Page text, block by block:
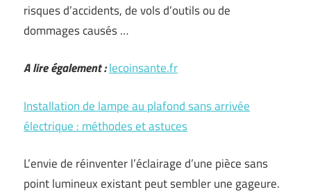
risques d’accidents, de vols d’outils ou de
dommages causés …
A lire également :lecoinsante.fr
Installation de lampe au plafond sans arrivée
électrique : méthodes et astuces
L’envie de réinventer l’éclairage d’une pièce sans
point lumineux existant peut sembler une gageure.